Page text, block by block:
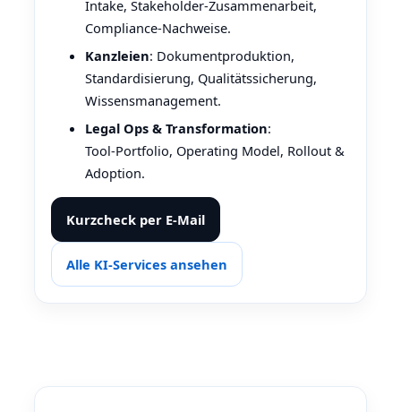
Intake, Stakeholder‑Zusammenarbeit,
Compliance‑Nachweise.
Kanzleien: Dokumentproduktion,
Standardisierung, Qualitätssicherung,
Wissensmanagement.
Legal Ops & Transformation:
Tool‑Portfolio, Operating Model, Rollout &
Adoption.
Kurzcheck per E‑Mail
Alle KI‑Services ansehen